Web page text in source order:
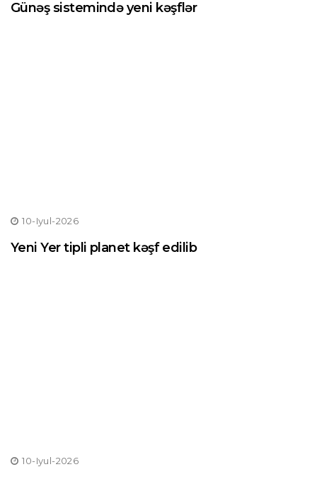
Günəş sistemində yeni kəşflər
10-Iyul-2026
Yeni Yer tipli planet kəşf edilib
10-Iyul-2026